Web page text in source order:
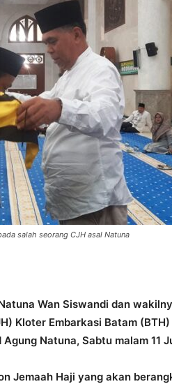
salah seorang CJH asal Natuna
Wan Siswandi dan
Kloter Embarkasi Batam
Natuna, Sabtu malam 11
Jemaah Haji yang akan